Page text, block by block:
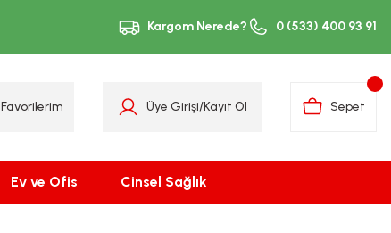
Kargom Nerede? 0 (533) 400 93 91
Favorilerim Üye Girişi/Kayıt Ol Sepet
Ev ve Ofis Cinsel Sağlık